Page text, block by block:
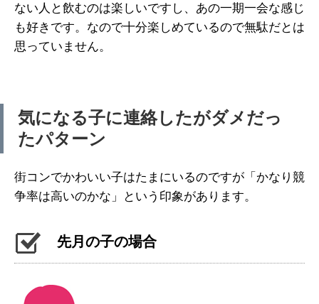
ない人と飲むのは楽しいですし、あの一期一会な感じ
も好きです。なので十分楽しめているので無駄だとは
思っていません。
気になる子に連絡したがダメだっ
たパターン
街コンでかわいい子はたまにいるのですが「かなり競
争率は高いのかな」という印象があります。
先月の子の場合